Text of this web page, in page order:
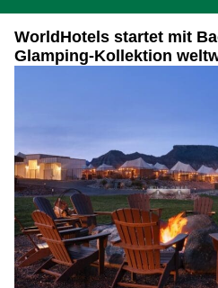
WorldHotels startet mit
Glamping-Kollektion